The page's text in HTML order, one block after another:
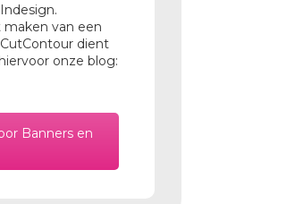
van een
dient
onze blog:
Banners en